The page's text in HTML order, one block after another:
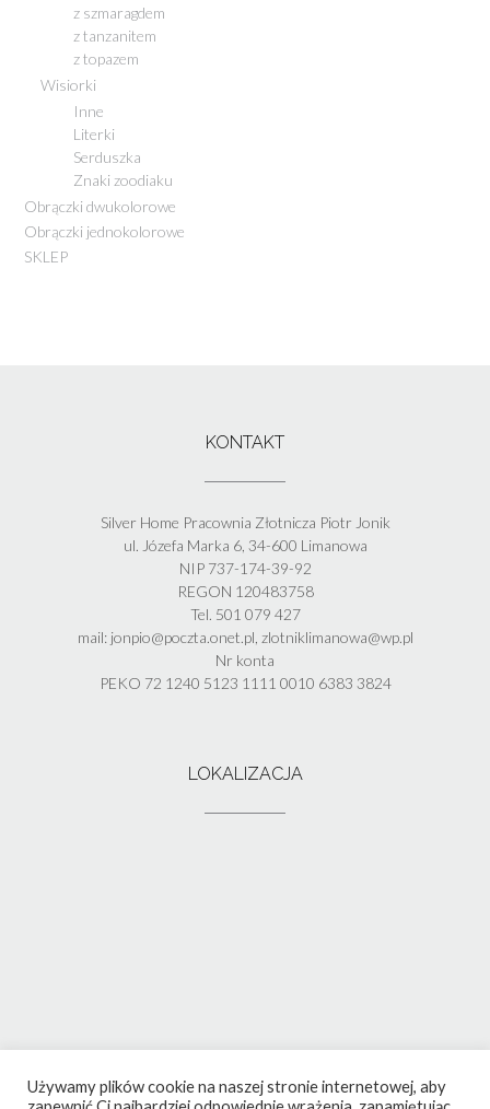
z szmaragdem
z tanzanitem
z topazem
Wisiorki
Inne
Literki
Serduszka
Znaki zoodiaku
Obrączki dwukolorowe
Obrączki jednokolorowe
SKLEP
KONTAKT
Silver Home Pracownia Złotnicza Piotr Jonik
ul. Józefa Marka 6, 34-600 Limanowa
NIP 737-174-39-92
REGON 120483758
Tel. 501 079 427
mail: jonpio@poczta.onet.pl, zlotniklimanowa@wp.pl
Nr konta
PEKO 72 1240 5123 1111 0010 6383 3824
LOKALIZACJA
Używamy plików cookie na naszej stronie internetowej, aby